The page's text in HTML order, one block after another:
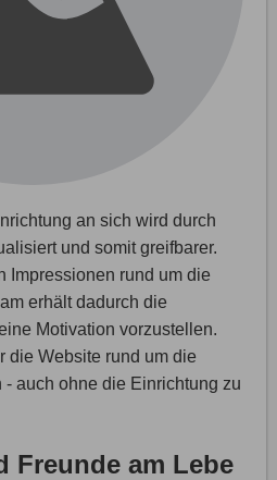
an sich wird durch
und somit greifbarer.
Impressionen rund um die
erhält dadurch die
Motivation vorzustellen.
die Website rund um die
- auch ohne die Einrichtung zu
Freunde am Lebe